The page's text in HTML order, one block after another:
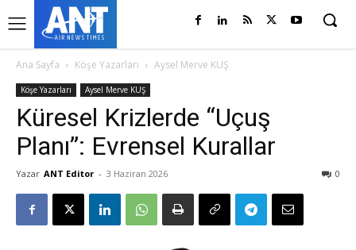
Ana Sayfa Köşe Yazarları Aysel Merve KUŞ
Köşe Yazarları Aysel Merve KUŞ
Küresel Krizlerde “Uçuş
Planı”: Evrensel Kurallar
Yazar ANT Editor - 3 Haziran 2026 0